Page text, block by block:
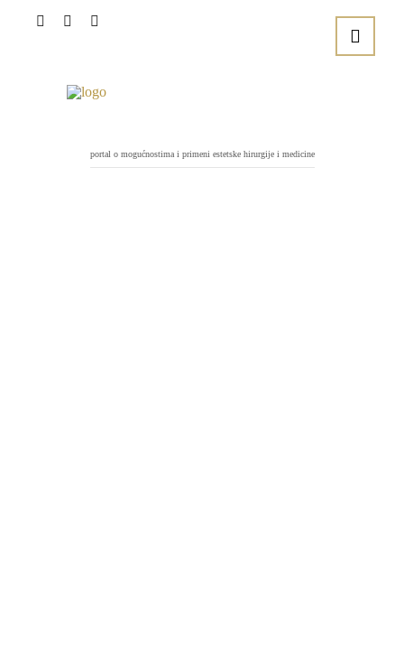
portal o mogućnostima i primeni estetske hirurgije i medicine